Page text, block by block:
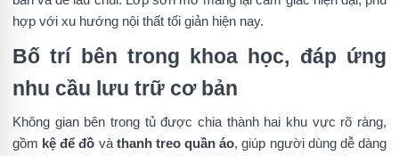
hợp với xu hướng nội thất tối giản hiện nay.
Bố trí bên trong khoa học, đáp ứng
nhu cầu lưu trữ cơ bản
Không gian bên trong tủ được chia thành hai khu vực rõ ràng,
gồm kệ để đồ và thanh treo quần áo, giúp người dùng dễ dàng